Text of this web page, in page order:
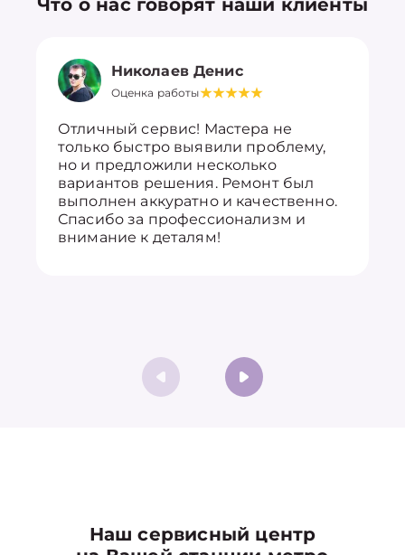
Что о нас говорят наши клиенты
Николаев Денис
Оценка работы
Отличный сервис! Мастера не
только быстро выявили проблему,
но и предложили несколько
вариантов решения. Ремонт был
выполнен аккуратно и качественно.
Спасибо за профессионализм и
внимание к деталям!
Наш сервисный центр